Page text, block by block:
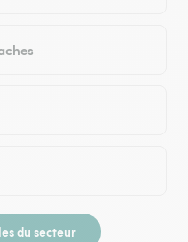
du secteur